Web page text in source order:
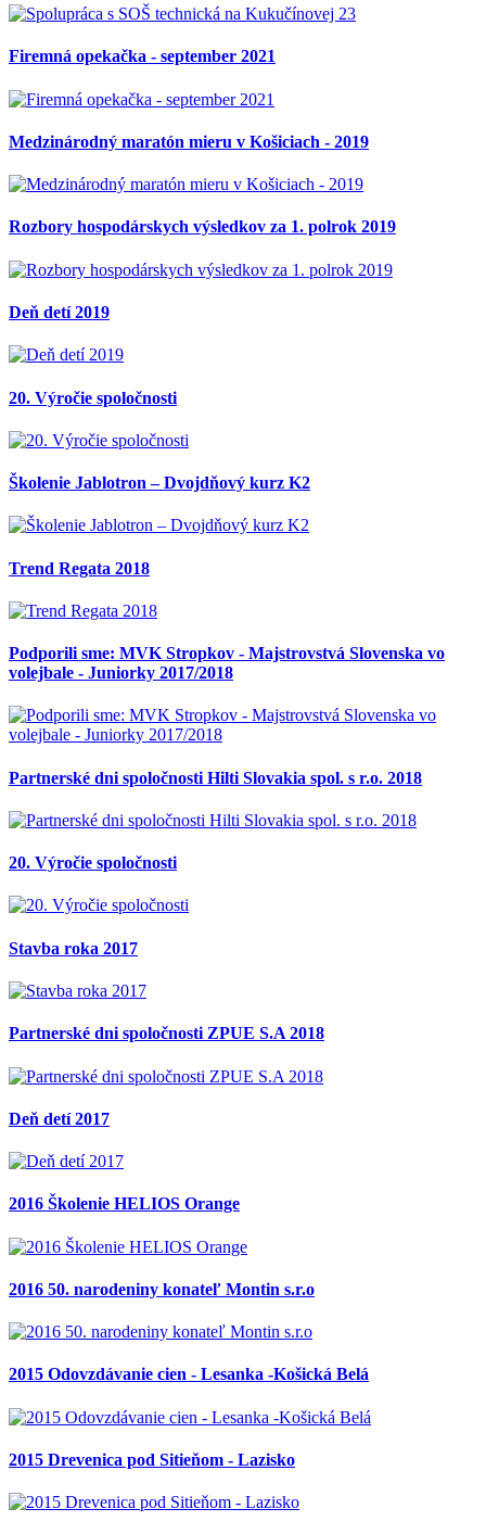
Firemná opekačka - september 2021
Medzinárodný maratón mieru v Košiciach - 2019
Rozbory hospodárskych výsledkov za 1. polrok 2019
Deň detí 2019
20. Výročie spoločnosti
Školenie Jablotron – Dvojdňový kurz K2
Trend Regata 2018
Podporili sme: MVK Stropkov - Majstrovstvá Slovenska vo
volejbale - Juniorky 2017/2018
Partnerské dni spoločnosti Hilti Slovakia spol. s r.o. 2018
20. Výročie spoločnosti
Stavba roka 2017
Partnerské dni spoločnosti ZPUE S.A 2018
Deň detí 2017
2016 Školenie HELIOS Orange
2016 50. narodeniny konateľ Montin s.r.o
2015 Odovzdávanie cien - Lesanka -Košická Belá
2015 Drevenica pod Sitieňom - Lazisko